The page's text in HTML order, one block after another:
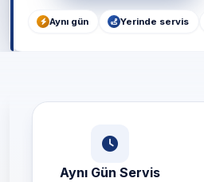
Aynı gün Yerinde servis
Aynı Gün Servis